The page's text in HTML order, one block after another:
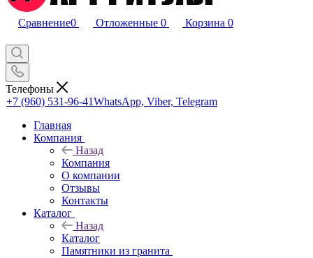
Сравнение0 Отложенные 0 Корзина 0
Телефоны
+7 (960) 531-96-41WhatsApp, Viber, Telegram
Главная
Компания
Назад
Компания
О компании
Отзывы
Контакты
Каталог
Назад
Каталог
Памятники из гранита